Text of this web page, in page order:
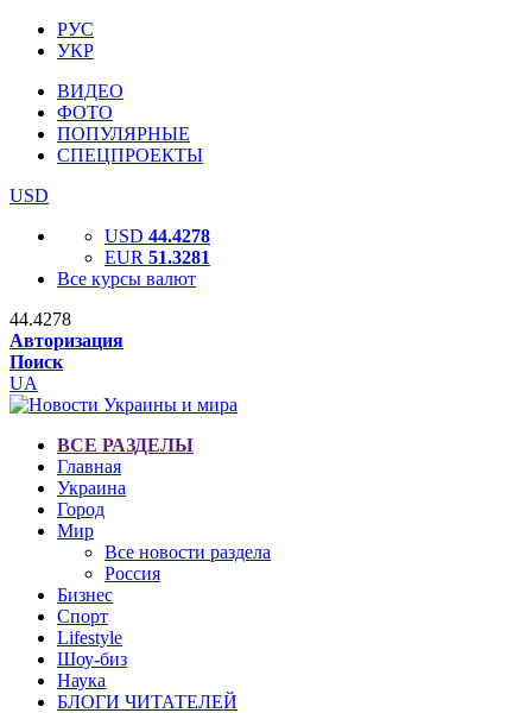
РУС
УКР
ВИДЕО
ФОТО
ПОПУЛЯРНЫЕ
СПЕЦПРОЕКТЫ
USD
USD 44.4278
EUR 51.3281
Все курсы валют
44.4278
Авторизация
Поиск
UA
ВСЕ РАЗДЕЛЫ
Главная
Украина
Город
Мир
Все новости раздела
Россия
Бизнес
Спорт
Lifestyle
Шоу-биз
Наука
БЛОГИ ЧИТАТЕЛЕЙ